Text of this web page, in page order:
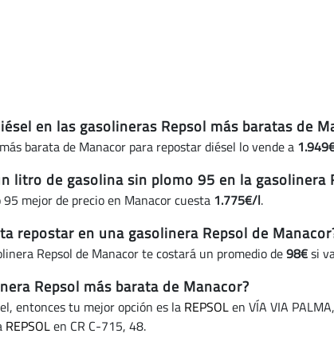
en las gasolineras Repsol más baratas de
barata de Manacor para repostar diésel lo vende a
litro de gasolina sin plomo 95 en la gasolinera
mejor de precio en Manacor cuesta 1.775€/l.
repostar en una gasolinera Repsol de
Repsol de Manacor te costará un promedio de98€si
Repsol más barata de Manacor?
entonces tu mejor opción es la REPSOLen VÍA VIA
REPSOLen CR C-715, 48.